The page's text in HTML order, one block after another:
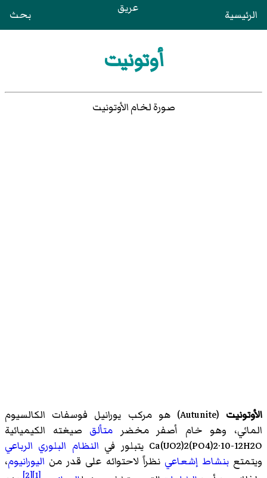
الرئيسية عريق بحث
أوتونيت
صورة لخام الأوتونيت
الأوتونيت
(Autunite) هو مركب يورانيل فوسفات الكالسيوم
المائي، وهو خام أصفر مخضر متألق صيغته الكيميائية
Ca(UO2)2(PO4)2·10-12H2O يتبلور في
النظام البلوري الرباعي
ويتمتعبنشاط إشعاعي نظراً لاحتوائه على قدر من اليورانيوم،
[1]
[2]